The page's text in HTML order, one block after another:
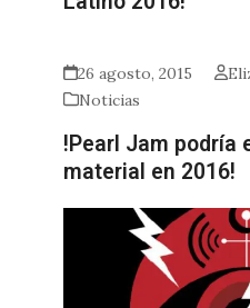
26 agosto, 2015
Noticias
!Pearl Jam podría
material en 2016!